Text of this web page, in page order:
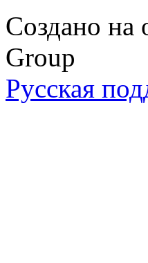
Создано на
Group
Русская